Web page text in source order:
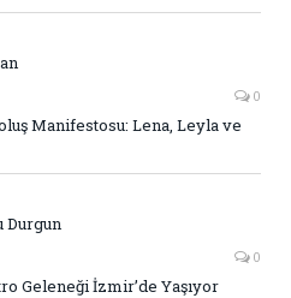
0
Manifestosu: Lena, Leyla ve
Durgun
0
Geleneği İzmir’de Yaşıyor